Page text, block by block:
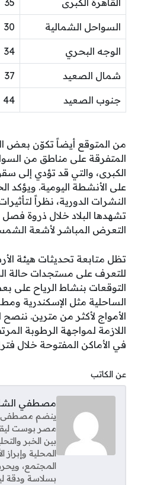
القاهرة الكبرى 35
السواحل الشمالية 30
الوجه البحري 34
شمال الصعيد 37
جنوب الصعيد 44
من المتوقع أيضاً تكوّن
المتفرقة على مناطق من
الكبرى، والتي قد تؤدي إلى
على الأنشطة اليومية. ويؤكد
النشرات الدورية، نظراً
تشهدها البلاد خلال ذروة
التعرض المباشر لأشعة
تظل متابعة تحديثات هيئة
للتعرف على مستجدات حالة
التوقعات بنشاط الرياح
الساحلية مثل الإسكندرية
الأمواج لأكثر من مترين. ننصح
اللازمة لمواجهة الرطوبة
في الأماكن المفتوحة خلال
عن الكاتب
مصطفي
ينضم مصطفى
مصر بوست
بين الخبر
المحلية
المجتمع،
بسلاسة ودقة